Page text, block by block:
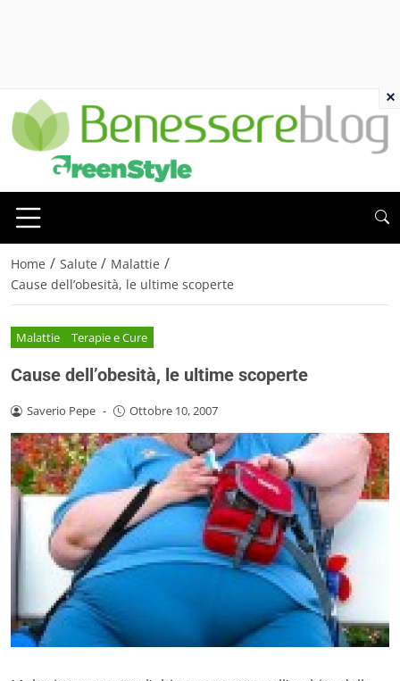
Home / Salute / Malattie /
Cause dell’obesità, le ultime scoperte
Malattie Terapie e Cure
Cause dell’obesità, le ultime scoperte
Saverio Pepe - Ottobre 10, 2007
×